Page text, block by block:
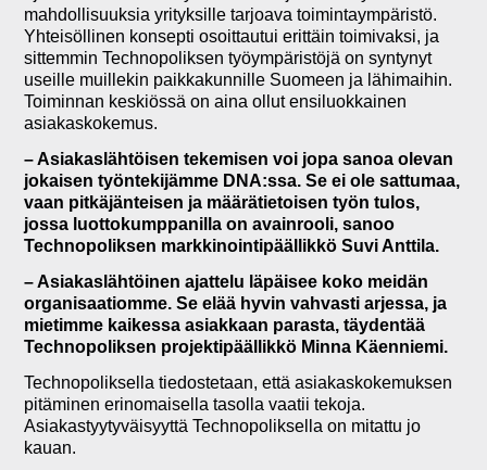
mahdollisuuksia yrityksille tarjoava toimintaympäristö.
Yhteisöllinen konsepti osoittautui erittäin toimivaksi, ja
sittemmin Technopoliksen työympäristöjä on syntynyt
useille muillekin paikkakunnille Suomeen ja lähimaihin.
Toiminnan keskiössä on aina ollut ensiluokkainen
asiakaskokemus.
– Asiakaslähtöisen tekemisen voi jopa sanoa olevan
jokaisen työntekijämme DNA:ssa. Se ei ole sattumaa,
vaan pitkäjänteisen ja määrätietoisen työn tulos,
jossa luottokumppanilla on avainrooli, sanoo
Technopoliksen markkinointipäällikkö Suvi Anttila.
– Asiakaslähtöinen ajattelu läpäisee koko meidän
organisaatiomme. Se elää hyvin vahvasti arjessa, ja
mietimme kaikessa asiakkaan parasta, täydentää
Technopoliksen projektipäällikkö Minna Käenniemi.
Technopoliksella tiedostetaan, että asiakaskokemuksen
pitäminen erinomaisella tasolla vaatii tekoja.
Asiakastyytyväisyyttä Technopoliksella on mitattu jo
kauan.